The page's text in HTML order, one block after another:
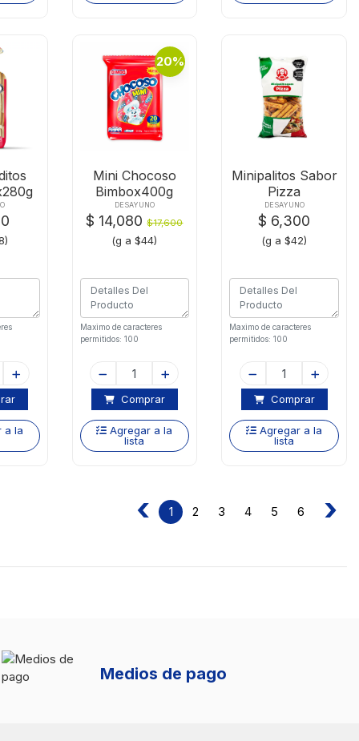
a la
20%
Mini Chocoso
Bimbox400g
DESAYUNO
$ 14,080$17,600
(g a $44)
Maximo de caracteres
permitidos: 100
Comprar
Agregar a la
lista
Minipalitos Sabor
Pizza
Susanitax150 G
DESAYUNO
$ 6,300
(g a $42)
Maximo de caracteres
permitidos: 100
Comprar
Agregar a la
lista
‹ 1 2 3 4 5 6 ›
Medios de pago